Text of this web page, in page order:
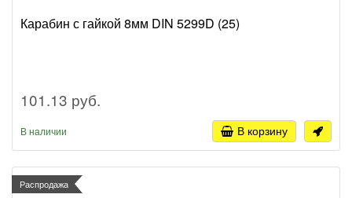
Карабин с гайкой 8мм DIN 5299D (25)
101.13 руб.
В наличии В корзину
Распродажа